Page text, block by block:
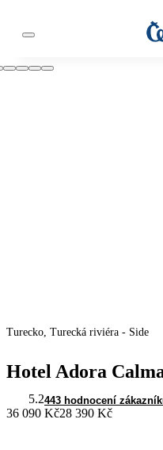
Turecko, Turecká riviéra - Side
Hotel Adora
5.2443 hodnocení
36 090 Kč28 390 Kč